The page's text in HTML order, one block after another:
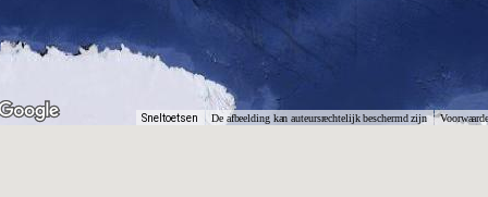
Sneltoetsen De afbeelding kan auteursrechtelijk beschermd zijn